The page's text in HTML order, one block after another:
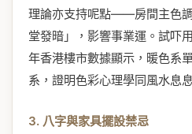
理論亦支持呢點——房間主色
堂發暗」，影響事業運。試吓用
年香港樓市數據顯示，暖色系
系，證明色彩心理學同風水息
3. 八字與家具擺設禁忌